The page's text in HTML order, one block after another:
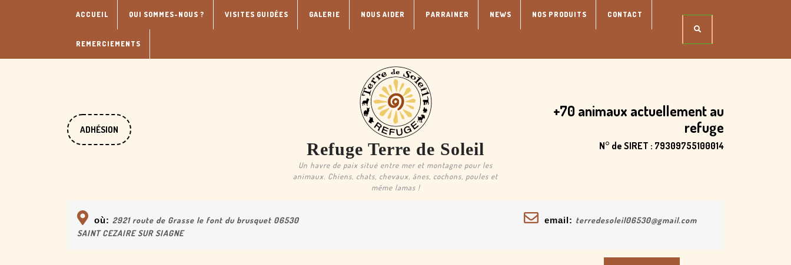
ACCUEIL QUI SOMMES-NOUS ? VISITES GUIDÉES GALERIE NOUS AIDER PARRAINER NEWS NOS PRODUITS CONTACT
REMERCIEMENTS
ADHÉSION
DONATE
NOW
Refuge Terre de Soleil
Un havre de paix situé entre mer et montagne pour les
animaux. Chiens, chats, chevaux, ânes, cochons, poules et
même lamas !
+70 animaux actuellement au
refuge
N° de SIRET : 79309755100014
où: 2921 route de Grasse le font du brusquet 06530
SAINT CEZAIRE SUR SIAGNE
email: terredesoleil06530@gmail.com